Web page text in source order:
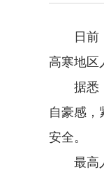
日前，
高寒地区
据悉，
自豪感，
安全。
最高人